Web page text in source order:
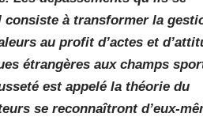
à transformer la
au profit d’actes et
étrangères aux champs
est appelé la théorie du
se reconnaîtront d’eux-